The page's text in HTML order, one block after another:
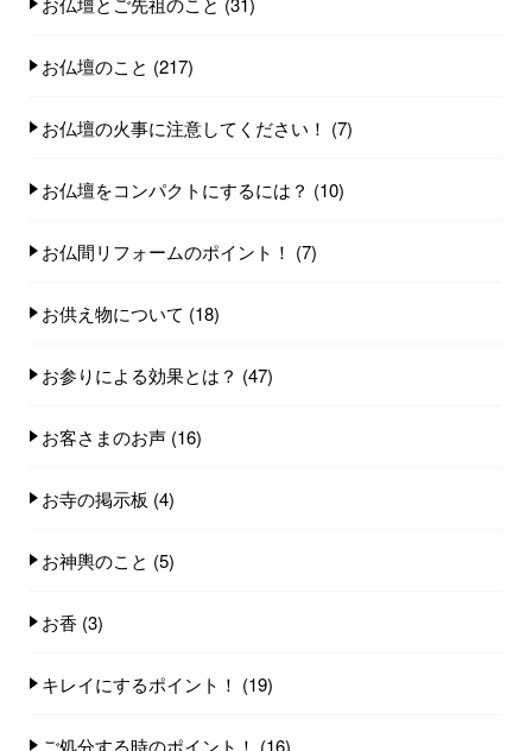
お仏壇のこと (217)
お仏壇の火事に注意してください！ (7)
お仏壇をコンパクトにするには？ (10)
お仏間リフォームのポイント！ (7)
お供え物について (18)
お参りによる効果とは？ (47)
お客さまのお声 (16)
お寺の掲示板 (4)
お神輿のこと (5)
お香 (3)
キレイにするポイント！ (19)
ご処分する時のポイント！ (16)